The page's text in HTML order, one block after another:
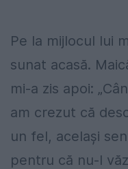
Pe la mijlocul lui
sunat acasă.
mi-a zis apoi:
am crezut că
un fel, acelaşi
pentru că nu-l